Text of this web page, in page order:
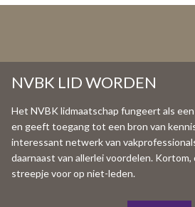
NVBK LID WORDEN
Het NVBK lidmaatschap fungeert als
en geeft toegang tot een bron van
interessant netwerk van
daarnaast van allerlei voordelen.
streepje voor op niet-leden.